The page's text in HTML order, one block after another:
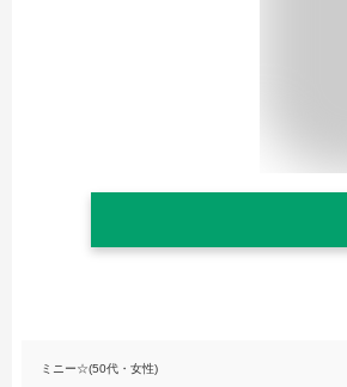
ミニー☆(50代・女性)